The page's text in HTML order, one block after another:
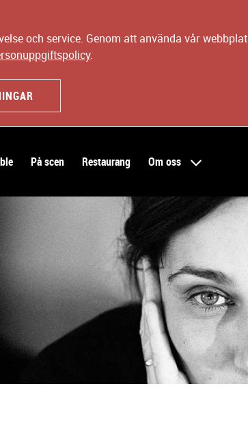
och service. Genom att använda vår
.
På scen Restaurang Om oss